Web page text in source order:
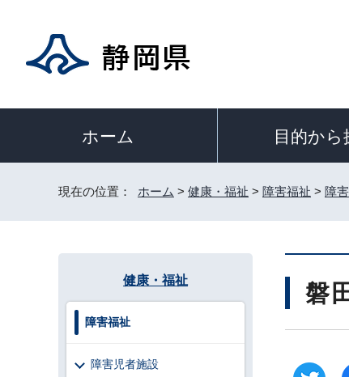
ホーム 目的から
現在の位置： ホーム > 健康・福祉 > 障害福祉 > 障
磐
健康・福祉
障害福祉
障害児者施設